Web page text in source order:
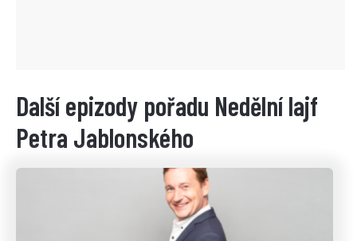
Další epizody pořadu Nedělní lajf
Petra Jablonského